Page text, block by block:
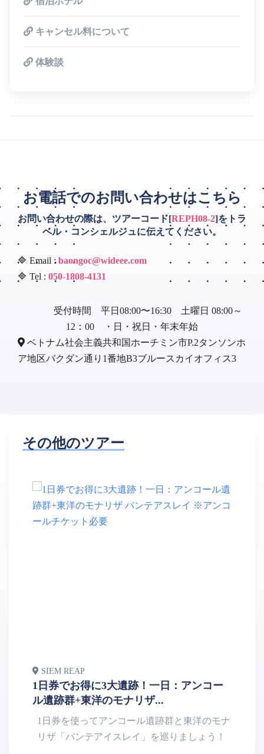
キャンセル料について
体験談
お電話でのお問い合わせはこちら
お問い合わせの際は、ツアーコード[REPH08-2]をトラ
ベル・コンシェルジュに伝えてください。
🔷 Email :baongoc@wideee.com
🔷 Tel : 050-1808-4131
受付時間 平日08:00〜16:30 土曜日 08:00～
12：00 ・日・祝日・年末年始
ベトナム社会主義共和国ホーチミン市P.2タンソンホ
ア地区バクダン通り1番地B3ブルースカイオフィス3
その他のツアー
SIEM REAP
1日券でお得に3大遺跡！一日：アンコー
ル遺跡群+東洋のモナリザ...
1日券を使ってアンコール遺跡群と東洋のモナ
リザ「バンテアイスレイ」を巡りましょう！